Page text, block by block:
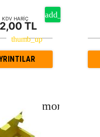
KDV HARİÇ
TL